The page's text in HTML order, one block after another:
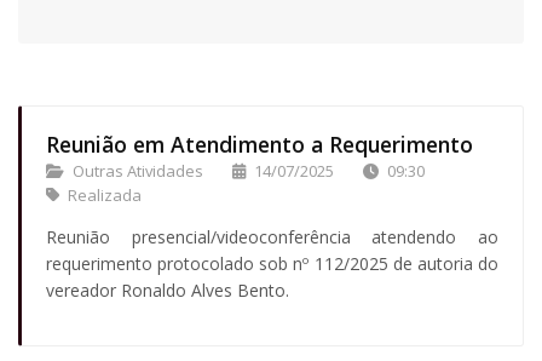
Reunião em Atendimento a Requerimento
Outras Atividades 14/07/2025
09:30
Realizada
Reunião presencial/videoconferência atendendo ao
requerimento protocolado sob nº 112/2025 de autoria do
vereador Ronaldo Alves Bento.